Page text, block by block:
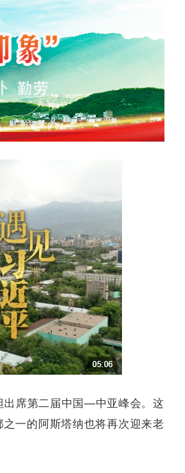
出席第二届中国—中亚峰会。这
一的阿斯塔纳也将再次迎来老